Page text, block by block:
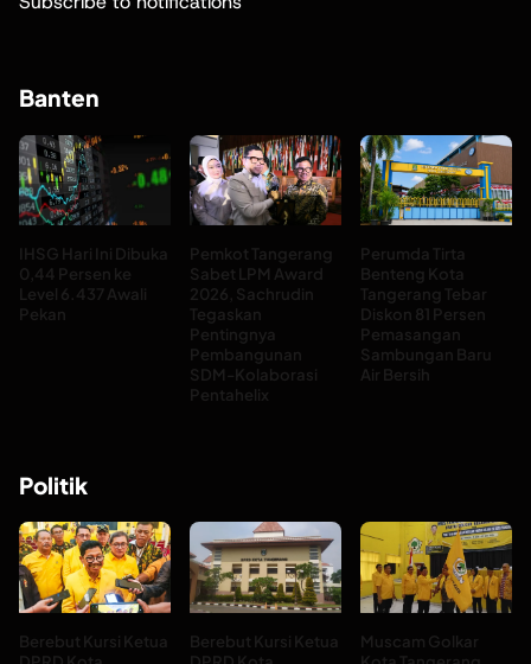
Banten
IHSG Hari Ini Dibuka
0,44 Persen ke
Level 6.437 Awali
Pekan
Pemkot Tangerang
Sabet LPM Award
2026, Sachrudin
Tegaskan
Pentingnya
Pembangunan
SDM-Kolaborasi
Pentahelix
Perumda Tirta
Benteng Kota
Tangerang Tebar
Diskon 81 Persen
Pemasangan
Sambungan Baru
Air Bersih
Politik
Berebut Kursi Ketua
Berebut Kursi Ketua
Muscam Golkar